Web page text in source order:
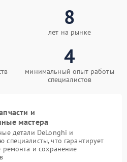
8
лет на рынке
4
минимальный опыт работы
специалистов
и
мастера
детали DeLonghi и
что гарантирует
ремонта и сохранение